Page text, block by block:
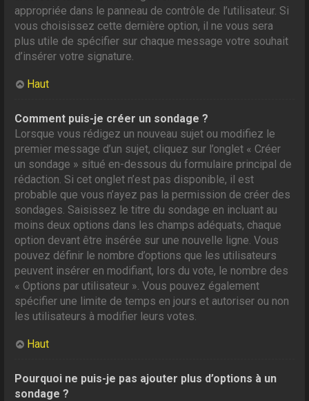
appropriée dans le panneau de contrôle de l’utilisateur. Si
vous choisissez cette dernière option, il ne vous sera
plus utile de spécifier sur chaque message votre souhait
d’insérer votre signature.
Haut
Comment puis-je créer un sondage ?
Lorsque vous rédigez un nouveau sujet ou modifiez le
premier message d’un sujet, cliquez sur l’onglet « Créer
un sondage » situé en-dessous du formulaire principal de
rédaction. Si cet onglet n’est pas disponible, il est
probable que vous n’ayez pas la permission de créer des
sondages. Saisissez le titre du sondage en incluant au
moins deux options dans les champs adéquats, chaque
option devant être insérée sur une nouvelle ligne. Vous
pouvez définir le nombre d’options que les utilisateurs
peuvent insérer en modifiant, lors du vote, le nombre des
« Options par utilisateur ». Vous pouvez également
spécifier une limite de temps en jours et autoriser ou non
les utilisateurs à modifier leurs votes.
Haut
Pourquoi ne puis-je pas ajouter plus d’options à un
sondage ?